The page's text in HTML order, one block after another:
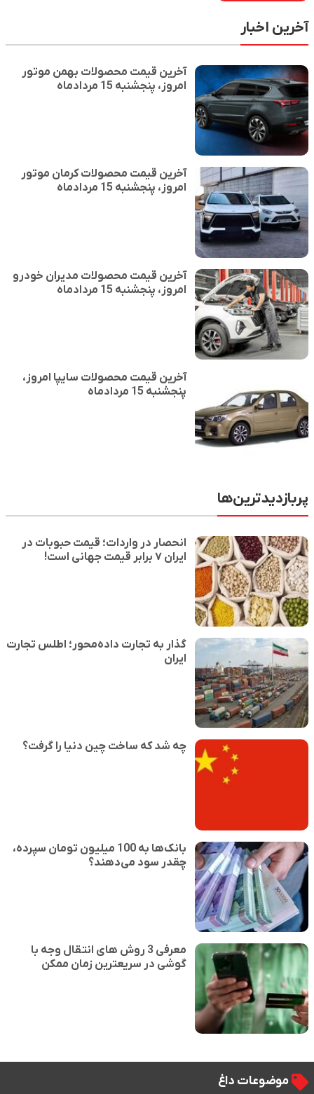
آخرین اخبار
آخرین قیمت محصولات بهمن موتور
امروز، پنجشنبه 15 مردادماه
آخرین قیمت محصولات کرمان موتور
امروز، پنجشنبه 15 مردادماه
آخرین قیمت محصولات مدیران خودرو
امروز، پنجشنبه 15 مردادماه
آخرین قیمت محصولات سایپا امروز،
پنجشنبه 15 مردادماه
پربازدیدترین‌ها
انحصار در واردات؛ قیمت حبوبات در
ایران ۷ برابر قیمت جهانی است!
گذار به تجارت داده‌محور؛ اطلس تجارت
ایران
چه شد که ساخت چین دنیا را گرفت؟
بانک‌ها به 100 میلیون تومان سپرده،
چقدر سود می‌دهند؟
معرفی 3 روش های انتقال وجه با
گوشی در سریعترین زمان ممکن
موضوعات داغ